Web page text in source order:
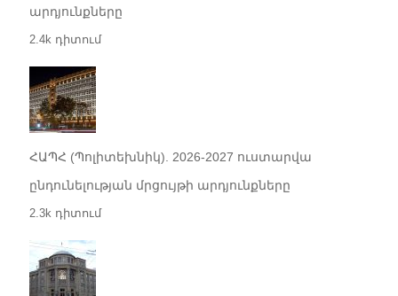
արդյունքները
2.4k դիտում
ՀԱՊՀ (Պոլիտեխնիկ). 2026-2027 ուստարվա
ընդունելության մրցույթի արդյունքները
2.3k դիտում